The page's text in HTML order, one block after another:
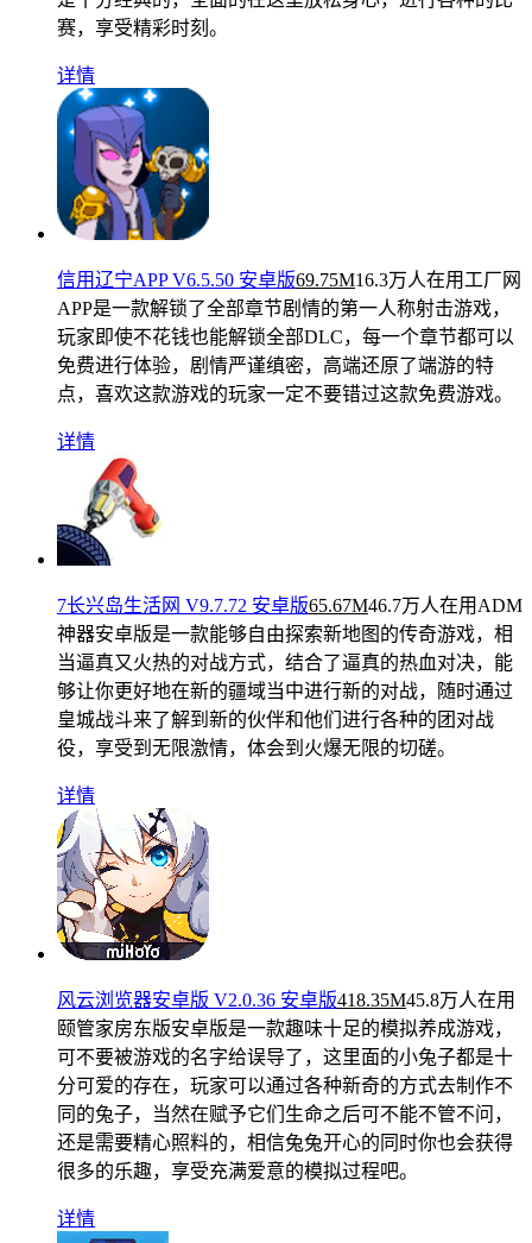
赛，享受精彩时刻。
详情
信用辽宁APP V6.5.50 安卓版69.75M16.3万人在用 工厂网
APP是一款解锁了全部章节剧情的第一人称射击游戏，
玩家即使不花钱也能解锁全部DLC，每一个章节都可以
免费进行体验，剧情严谨缜密，高端还原了端游的特
点，喜欢这款游戏的玩家一定不要错过这款免费游戏。
详情
7长兴岛生活网 V9.7.72 安卓版65.67M46.7万人在用 ADM
神器安卓版是一款能够自由探索新地图的传奇游戏，相
当逼真又火热的对战方式，结合了逼真的热血对决，能
够让你更好地在新的疆域当中进行新的对战，随时通过
皇城战斗来了解到新的伙伴和他们进行各种的团对战
役，享受到无限激情，体会到火爆无限的切磋。
详情
风云浏览器安卓版 V2.0.36 安卓版418.35M45.8万人在用
颐管家房东版安卓版是一款趣味十足的模拟养成游戏，
可不要被游戏的名字给误导了，这里面的小兔子都是十
分可爱的存在，玩家可以通过各种新奇的方式去制作不
同的兔子，当然在赋予它们生命之后可不能不管不问，
还是需要精心照料的，相信兔兔开心的同时你也会获得
很多的乐趣，享受充满爱意的模拟过程吧。
详情